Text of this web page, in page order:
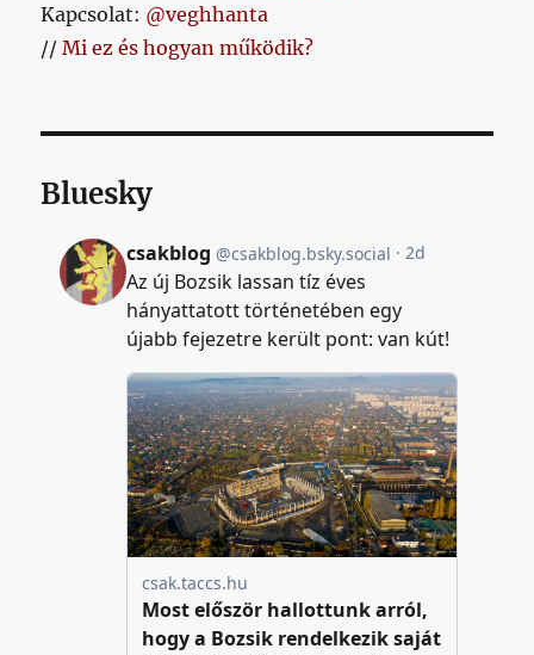
Kapcsolat: @veghhanta
//Mi ez és hogyan működik?
Bluesky